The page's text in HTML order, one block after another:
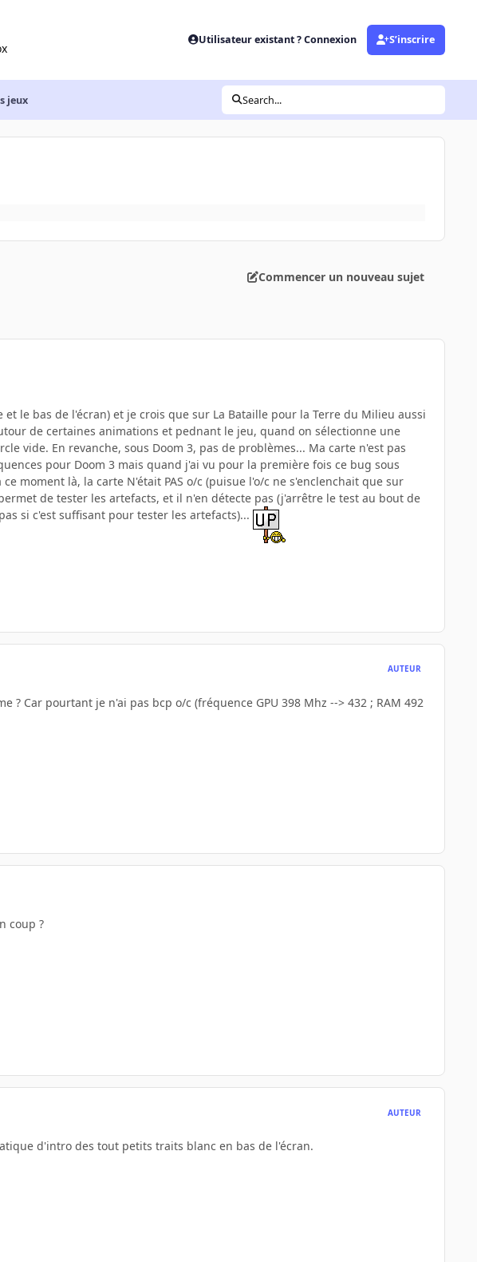
Utilisateur existant ? Connexion S’inscrire
jeux Search...
Commencer un nouveau sujet
le bas de l'écran) et je crois que sur La Bataille pour la Terre du Milieu aussi
de certaines animations et pednant le jeu, quand on sélectionne une
vide. En revanche, sous Doom 3, pas de problèmes... Ma carte n'est pas
pour Doom 3 mais quand j'ai vu pour la première fois ce bug sous
moment là, la carte N'était PAS o/c (puisue l'o/c ne s'enclenchait que sur
de tester les artefacts, et il n'en détecte pas (j'arrêtre le test au bout de
si c'est suffisant pour tester les artefacts)...
AUTEUR
Car pourtant je n'ai pas bcp o/c (fréquence GPU 398 Mhz --> 432 ; RAM 492
coup ?
AUTEUR
d'intro des tout petits traits blanc en bas de l'écran.